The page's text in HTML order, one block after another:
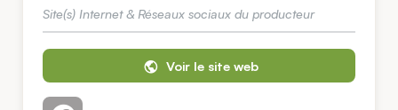
Site(s) Internet & Réseaux sociaux du producteur
Voir le site web